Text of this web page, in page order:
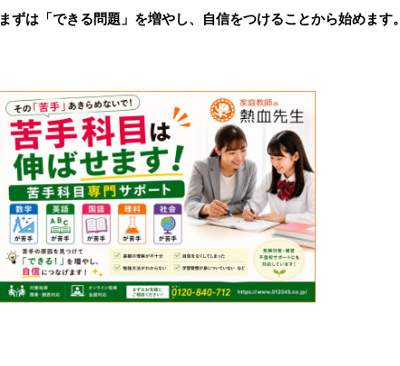
まずは「できる問題」を増やし、自信をつけることから始めます。